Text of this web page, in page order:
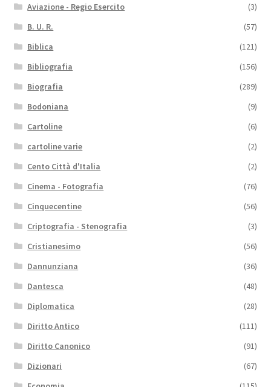
Aviazione - Regio Esercito
(3)
B. U. R.
(57)
Biblica
(121)
Bibliografia
(156)
Biografia
(289)
Bodoniana
(9)
Cartoline
(6)
cartoline varie
(2)
Cento Città d'Italia
(2)
Cinema - Fotografia
(76)
Cinquecentine
(56)
Criptografia - Stenografia
(3)
Cristianesimo
(56)
Dannunziana
(36)
Dantesca
(48)
Diplomatica
(28)
Diritto Antico
(111)
Diritto Canonico
(91)
Dizionari
(67)